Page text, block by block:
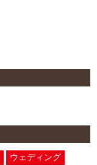
ウェディング